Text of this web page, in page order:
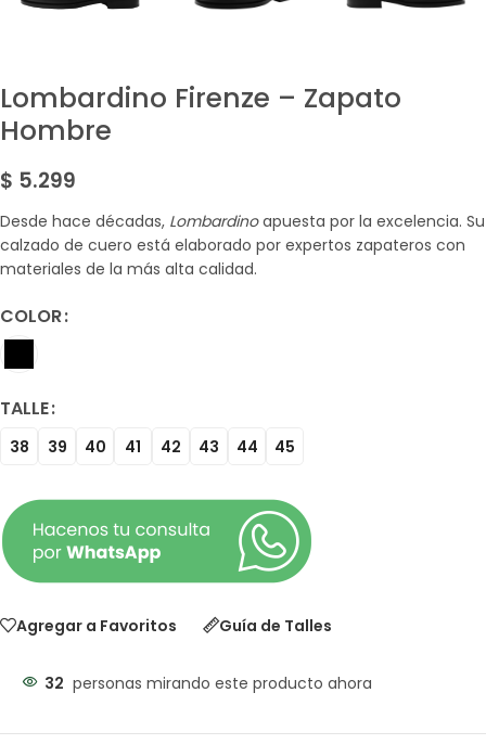
Lombardino Firenze – Zapato
Hombre
$ 5.299
Desde hace décadas, Lombardinoapuesta por la excelencia. Su
calzado de cuero está elaborado por expertos zapateros con
materiales de la más alta calidad.
COLOR
TALLE
38 39 40 41 42 43 44 45
Agregar a Favoritos Guía de Talles
32 personas mirando este producto ahora